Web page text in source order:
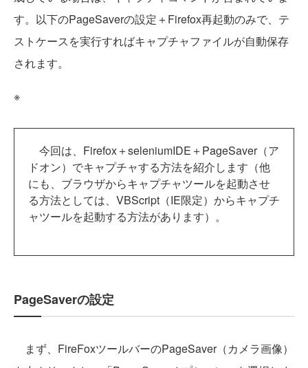
す。以下のPageSaverの設定＋Firefox再起動のみで、テ
ストケースを実行すればキャプチャファイルが自動保存
されます。
※
今回は、Firefox＋seleniumIDE＋PageSaver（ア
ドオン）でキャプチャする方法を紹介します（他
にも、ブラウザからキャプチャツールを起動させ
る方法としては、VBScript（IE限定）からキャプチ
ャツールを起動する方法があります）。
PageSaverの設定
まず、FireFoxツールバーのPageSaver（カメラ画像）